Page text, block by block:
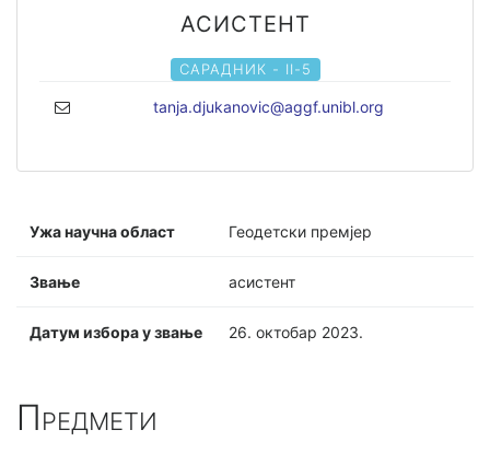
асистент
САРАДНИК - II-5
tanja.djukanovic@aggf.unibl.org
Ужа научна област Геодетски премјер
Звање асистент
Датум избора у звање 26. октобар 2023.
Предмети